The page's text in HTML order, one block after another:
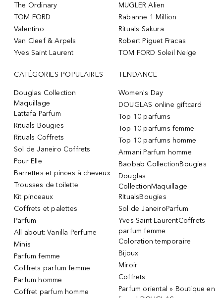
The Ordinary
TOM FORD
Valentino
Van Cleef & Arpels
Yves Saint Laurent
MUGLER Alien
Rabanne 1 Million
Rituals Sakura
Robert Piguet Fracas
TOM FORD Soleil Neige
CATÉGORIES POPULAIRES
Douglas Collection
Maquillage
Lattafa Parfum
Rituals Bougies
Rituals Coffrets
Sol de Janeiro Coffrets
Pour Elle
Barrettes et pinces à cheveux
Trousses de toilette
Kit pinceaux
Coffrets et palettes
Parfum
All about: Vanilla Perfume
Minis
Parfum femme
Coffrets parfum femme
Parfum homme
Coffret parfum homme
TENDANCE
Women's Day
DOUGLAS online giftcard
Top 10 parfums
Top 10 parfums femme
Top 10 parfums homme
Armani Parfum homme
Baobab CollectionBougies
Douglas
CollectionMaquillage
RitualsBougies
Sol de JaneiroParfum
Yves Saint LaurentCoffrets
parfum femme
Coloration temporaire
Bijoux
Miroir
Coffrets
Parfum oriental » Boutique en